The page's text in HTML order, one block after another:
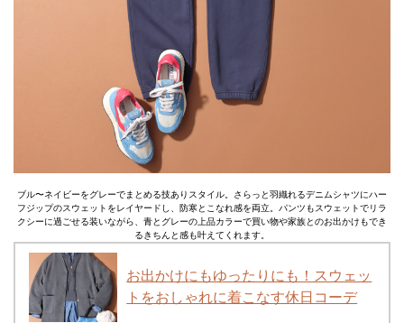
ブル〜ネイビーをグレーでまとめる技ありスタイル。さらっと羽織れるデニムシャツにハー
フジップのスウェットをレイヤードし、防寒とこなれ感を両立。パンツもスウェットでリラ
クシーに過ごせる装いながら、青とグレーの上品カラーで買い物や家族とのお出かけもでき
るきちんと感も叶えてくれます。
お出かけにもゆったりにも！スウェッ
トをおしゃれに着こなす休日コーデ